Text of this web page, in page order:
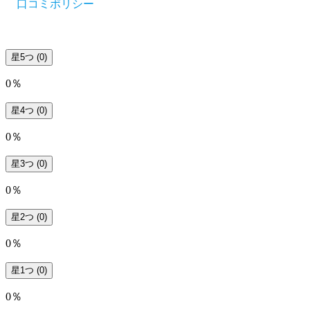
口コミポリシー
星5つ (0)
0％
星4つ (0)
0％
星3つ (0)
0％
星2つ (0)
0％
星1つ (0)
0％